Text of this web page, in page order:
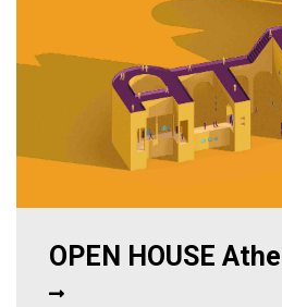
OPEN HOUSE